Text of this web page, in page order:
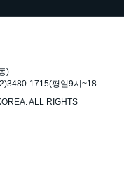
)
1715(평일9시~18
ALL RIGHTS